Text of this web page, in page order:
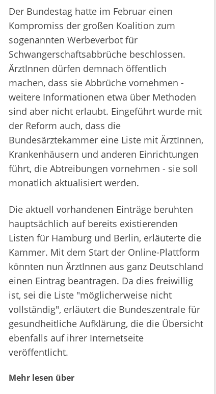
Der Bundestag hatte im Februar einen
Kompromiss der großen Koalition zum
sogenannten Werbeverbot für
Schwangerschaftsabbrüche beschlossen.
ÄrztInnen dürfen demnach öffentlich
machen, dass sie Abbrüche vornehmen -
weitere Informationen etwa über Methoden
sind aber nicht erlaubt. Eingeführt wurde mit
der Reform auch, dass die
Bundesärztekammer eine Liste mit ÄrztInnen,
Krankenhäusern und anderen Einrichtungen
führt, die Abtreibungen vornehmen - sie soll
monatlich aktualisiert werden.
Die aktuell vorhandenen Einträge beruhten
hauptsächlich auf bereits existierenden
Listen für Hamburg und Berlin, erläuterte die
Kammer. Mit dem Start der Online-Plattform
könnten nun ÄrztInnen aus ganz Deutschland
einen Eintrag beantragen. Da dies freiwillig
ist, sei die Liste "möglicherweise nicht
vollständig", erläutert die Bundeszentrale für
gesundheitliche Aufklärung, die die Übersicht
ebenfalls auf ihrer Internetseite
veröffentlicht.
Mehr lesen über